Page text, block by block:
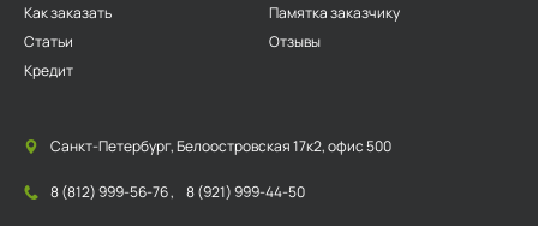
Как заказать
Памятка заказчику
Статьи
Отзывы
Кредит
Санкт-Петербург, Белоостровская 17к2, офис 500
8 (812) 999-56-76, 8 (921) 999-44-50